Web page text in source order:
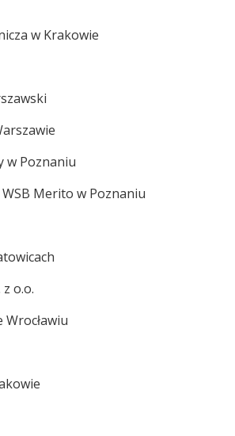
w Krakowie
w Poznaniu
Merito w Poznaniu
o.o.